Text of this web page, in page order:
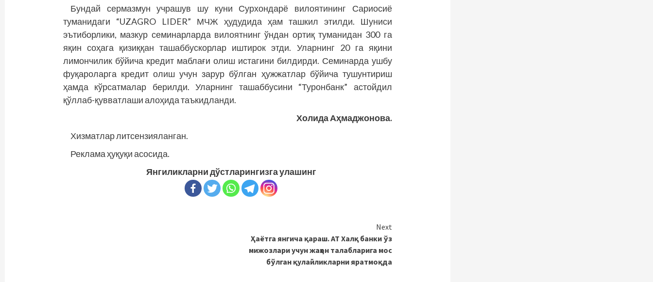
Бундай сермазмун учрашув шу куни Сурхондарё вилоятининг Сариосиё
туманидаги “UZAGRO LIDER” МЧЖ ҳудудида ҳам ташкил этилди. Шуниси
эътиборлики, мазкур семинарларда вилоятнинг ўндан ортиқ туманидан 300 га
яқин соҳага қизиққан ташаббускорлар иштирок этди. Уларнинг 20 га яқини
лимончилик бўйича кредит маблағи олиш истагини билдирди. Семинарда ушбу
фуқароларга кредит олиш учун зарур бўлган ҳужжатлар бўйича тушунтириш
ҳамда кўрсатмалар берилди. Уларнинг ташаббусини “Туронбанк” астойдил
қўллаб-қувватлаши алоҳида таъкидланди.
Холида Аҳмаджонова.
Хизматлар литсензияланган.
Реклама ҳуқуқи асосида.
Янгиликларни дўстларингизга улашинг
Next
Ҳаётга янгича қараш. АТ Халқ банки ўз
мижозлари учун жаҳон талабларига мос
бўлган қулайликларни яратмоқда